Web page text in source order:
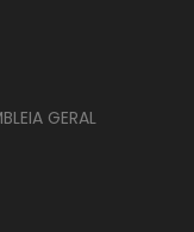
GERAL